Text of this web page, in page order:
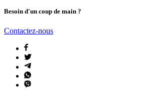
Besoin d'un coup de main ?
Contactez-nous